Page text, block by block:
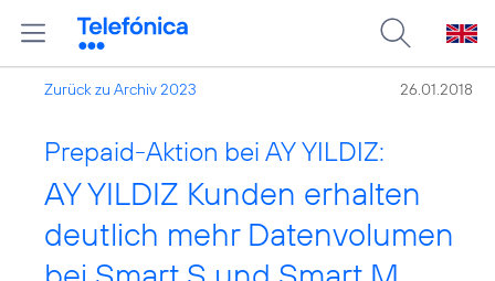
Zurück zu Archiv 2023 26.01.2018
Prepaid-Aktion bei AY YILDIZ:
AY YILDIZ Kunden erhalten
deutlich mehr Datenvolumen